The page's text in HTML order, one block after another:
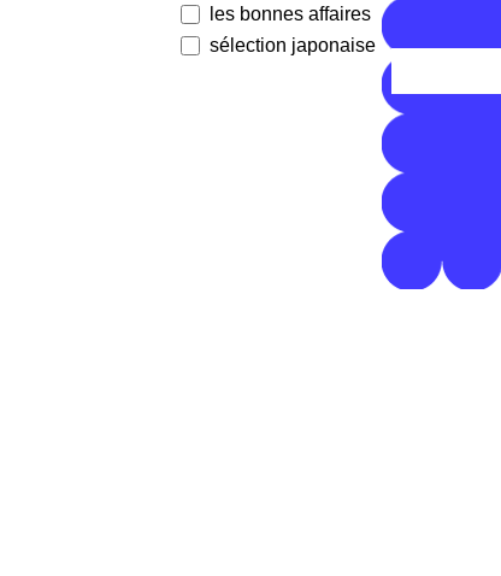
les bonnes affaires
sélection japonaise